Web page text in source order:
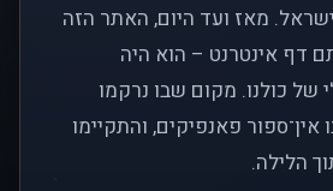
מאז ועד היום, האתר הזה
דף אינטרנט – הוא היה
של כולנו. מקום שבו נרקמו
אין־ספור פאנפיקים, והתקיימו
הלילה.